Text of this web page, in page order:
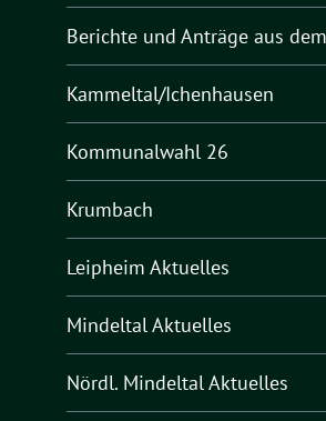
Berichte und Anträge aus
Kammeltal/Ichenhausen
Kommunalwahl 26
Krumbach
Leipheim Aktuelles
Mindeltal Aktuelles
Nördl. Mindeltal Aktuelles